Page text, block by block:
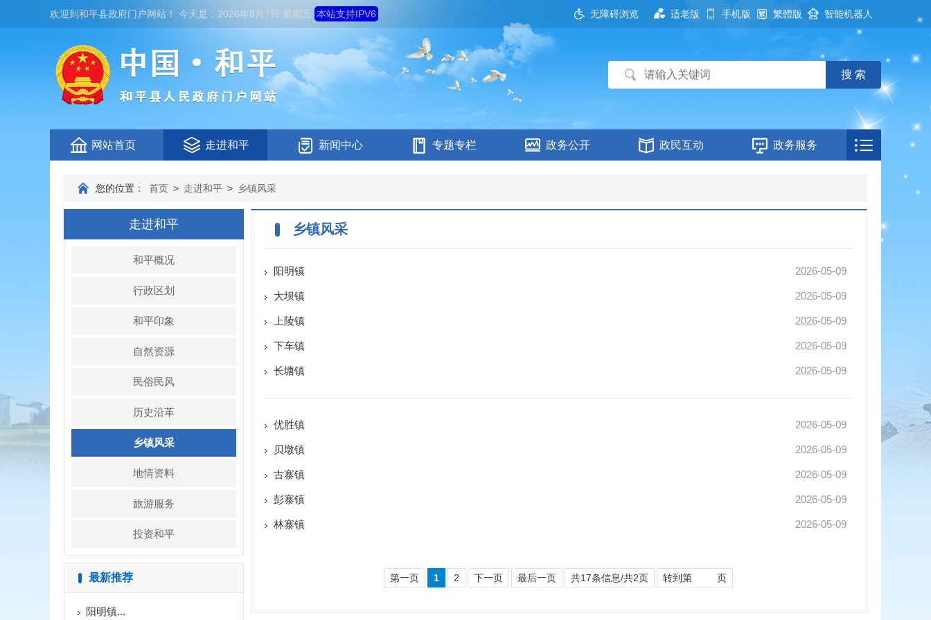
欢迎到和平县政府门户网站 ！ 今天是： 2026年8月7日 星期五 本站支持IPV6 无障碍浏览 适老版 手机版 繁體版 智能机器人
网站首页 走进和平 新闻中心 专题专栏 政务公开 政民互动 政务服务
您的位置： 首页 > 走进和平 > 乡镇风采
走进和平
和平概况
行政区划
和平印象
自然资源
民俗民风
历史沿革
乡镇风采
地情资料
旅游服务
投资和平
最新推荐
阳明镇...
乡镇风采
2026-05-09
阳明镇
2026-05-09
大坝镇
2026-05-09
上陵镇
2026-05-09
下车镇
2026-05-09
长塘镇
2026-05-09
优胜镇
2026-05-09
贝墩镇
2026-05-09
古寨镇
2026-05-09
彭寨镇
2026-05-09
林寨镇
第一页 1 2 下一页 最后一页 共17条信息/共2页 转到第 页